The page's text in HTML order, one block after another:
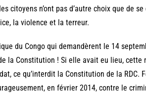
citoyens n’ont pas d’autre choix que de
la violence et la terreur.
du Congo qui demandèrent le 14
la Constitution ! Si elle avait eu lieu, cette
ce qu’interdit la Constitution de la RDC.
en février 2014, contre le